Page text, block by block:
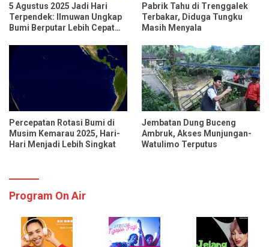
5 Agustus 2025 Jadi Hari
Terpendek: Ilmuwan Ungkap
Bumi Berputar Lebih Cepat
Pabrik Tahu di Trenggalek
Terbakar, Diduga Tungku
Masih Menyala
Percepatan Rotasi Bumi di
Musim Kemarau 2025, Hari-
Hari Menjadi Lebih Singkat
Jembatan Dung Buceng
Ambruk, Akses Munjungan-
Watulimo Terputus
Program On Air